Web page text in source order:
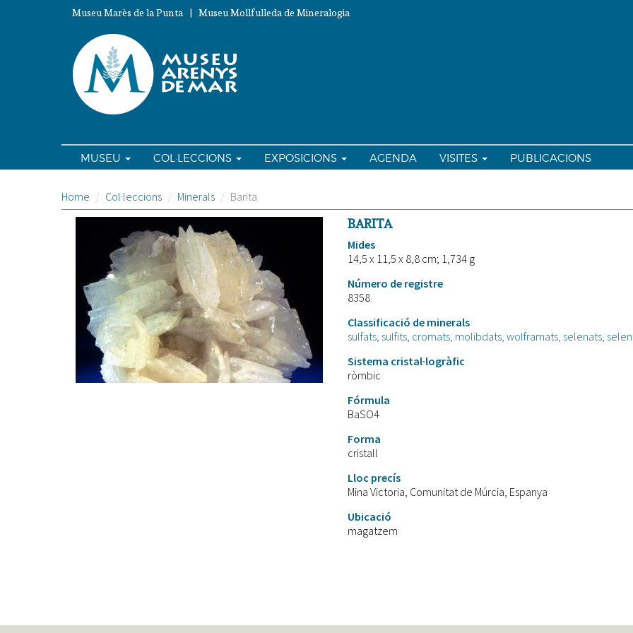
Museu Marès de la Punta | Museu Mollfulleda de Mineralogia
MUSEU COL·LECCIONS EXPOSICIONS AGENDA VISITES PUBLICACIONS
Home Col·leccions Minerals Barita
BARITA
Mides
14,5 x 11,5 x 8,8 cm; 1,734 g
Número de registre
8358
Classificació de minerals
sulfats, sulfits, cromats, molibdats, wolframats, selenats,
Sistema cristal·logràfic
ròmbic
Fórmula
BaSO4
Forma
cristall
Lloc precís
Mina Victoria, Comunitat de Múrcia, Espanya
Ubicació
magatzem